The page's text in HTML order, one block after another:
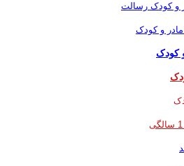
و کودک رسالت
و کودک
کودک